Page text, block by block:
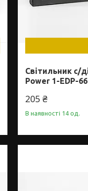
Світильник с/
Power 1-EDP-
205 ₴
В наявності 14 од.